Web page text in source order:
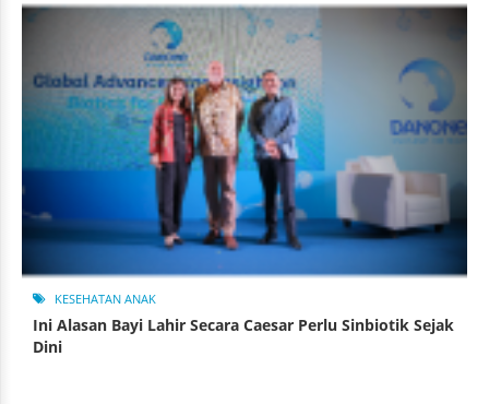
KESEHATAN ANAK
Ini Alasan Bayi Lahir Secara Caesar Perlu Sinbiotik Sejak
Dini